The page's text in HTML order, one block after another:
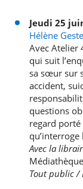
Jeudi 25
Hélène
Avec Atelier
qui suit
sa sœur sur
accident,
questions
regard
Avec la
Tout public /